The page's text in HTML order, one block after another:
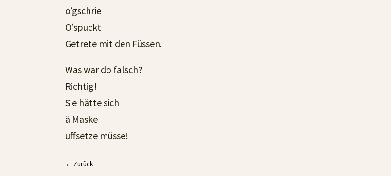
o’gschrie
O’spuckt
Getrete mit den Füssen.
Was war do falsch?
Richtig!
Sie hätte sich
ä Maske
uffsetze müsse!
← Zurück